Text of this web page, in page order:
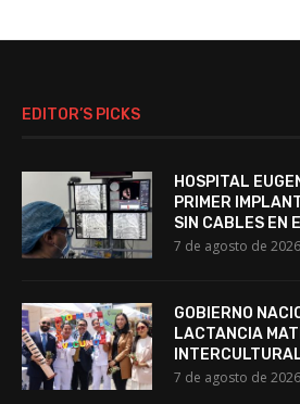
EDITOR’S PICKS
HOSPITAL
PRIMER
SIN CABLES EN
7 de agosto de 2026
GOBIERNO
LACTANCIA
7 de agosto de 2026